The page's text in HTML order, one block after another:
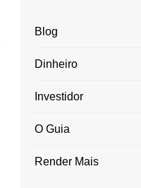
Blog
Dinheiro
Investidor
O Guia
Render Mais